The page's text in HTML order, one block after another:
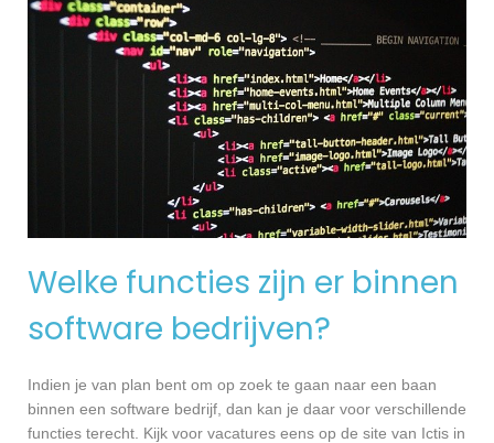
Welke functies zijn er binnen
software bedrijven?
Indien je van plan bent om op zoek te gaan naar een baan
binnen een software bedrijf, dan kan je daar voor verschillende
functies terecht. Kijk voor vacatures eens op de site van Ictis in